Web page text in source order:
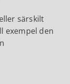
särskilt
exempel den